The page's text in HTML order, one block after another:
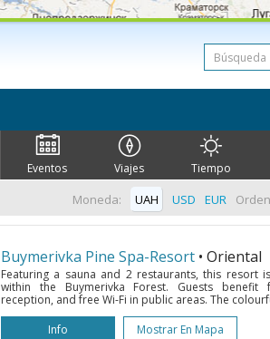
Eventos Viajes Tiempo
Moneda: UAH USD EUR
Buymerivka Pine Spa-Resort • Oriental
Featuring a sauna and 2 restaurants, this resort
within the Buymerivka Forest. Guests
reception, and free Wi-Fi in public areas. The
Info
Mostrar En Mapa